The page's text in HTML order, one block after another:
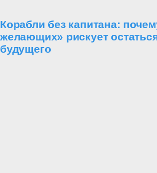
Корабли без капитана:
желающих» рискует
будущего